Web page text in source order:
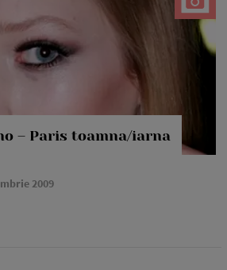
– Paris toamna/iarna
2009